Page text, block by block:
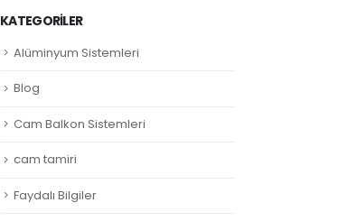
KATEGORILER
Alüminyum Sistemleri
Blog
Cam Balkon Sistemleri
cam tamiri
Faydalı Bilgiler